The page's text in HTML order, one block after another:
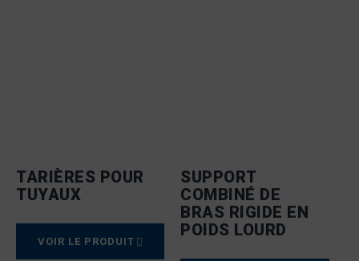
TARIÈRES POUR
TUYAUX
VOIR LE PRODUIT
SUPPORT
COMBINÉ DE
BRAS RIGIDE EN
POIDS LOURD